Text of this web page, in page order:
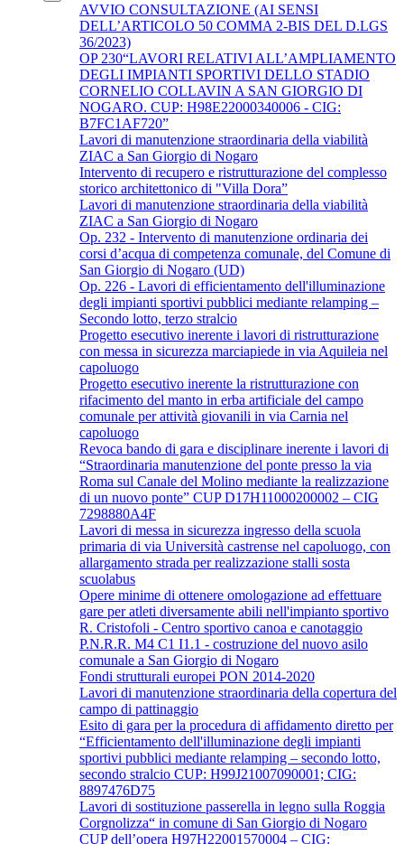
AVVIO CONSULTAZIONE (AI SENSI
DELL’ARTICOLO 50 COMMA 2-BIS DEL D.LGS
36/2023)
OP 230“LAVORI RELATIVI ALL’AMPLIAMENTO
DEGLI IMPIANTI SPORTIVI DELLO STADIO
CORNELIO COLLAVIN A SAN GIORGIO DI
NOGARO. CUP: H98E22000340006 - CIG:
B7FC1AF720”
Lavori di manutenzione straordinaria della viabilità
ZIAC a San Giorgio di Nogaro
Intervento di recupero e ristrutturazione del complesso
storico architettonico di "Villa Dora”
Lavori di manutenzione straordinaria della viabilità
ZIAC a San Giorgio di Nogaro
Op. 232 - Intervento di manutenzione ordinaria dei
corsi d’acqua di competenza comunale, del Comune di
San Giorgio di Nogaro (UD)
Op. 226 - Lavori di efficientamento dell'illuminazione
degli impianti sportivi pubblici mediante relamping –
Secondo lotto, terzo stralcio
Progetto esecutivo inerente i lavori di ristrutturazione
con messa in sicurezza marciapiede in via Aquileia nel
capoluogo
Progetto esecutivo inerente la ristrutturazione con
rifacimento del manto in erba artificiale del campo
comunale per attività giovanili in via Carnia nel
capoluogo
Revoca bando di gara e disciplinare inerente i lavori di
“Straordinaria manutenzione del ponte presso la via
Roma sul Canale del Molino mediante la realizzazione
di un nuovo ponte” CUP D17H11000200002 – CIG
7298880A4F
Lavori di messa in sicurezza ingresso della scuola
primaria di via Università castrense nel capoluogo, con
allargamento strada per realizzazione stalli sosta
scuolabus
Opere minime di ottenere omologazione ad effettuare
gare per atleti diversamente abili nell'impianto sportivo
R. Cristofoli - Centro sportivo canoa e canotaggio
P.N.R.R. M4 C1 I1.1 - costruzione del nuovo asilo
comunale a San Giorgio di Nogaro
Fondi strutturali europei PON 2014-2020
Lavori di manutenzione straordinaria della copertura del
campo di pattinaggio
Esito di gara per la procedura di affidamento diretto per
“Efficientamento dell'illuminazione degli impianti
sportivi pubblici mediante relamping – secondo lotto,
secondo stralcio CUP: H99J21007090001; CIG:
8897476D75
Lavori di sostituzione passerella in legno sulla Roggia
Corgnolizza“ in comune di San Giorgio di Nogaro
CUP dell’opera H97H22001570004 – CIG: